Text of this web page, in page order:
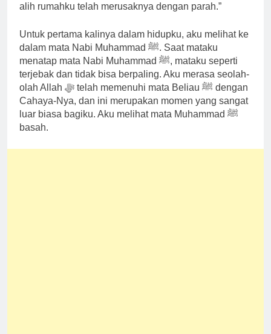
alih rumahku telah merusaknya dengan parah.”
Untuk pertama kalinya dalam hidupku, aku melihat ke
dalam mata Nabi Muhammad ﷺ. Saat mataku
menatap mata Nabi Muhammad ﷺ, mataku seperti
terjebak dan tidak bisa berpaling. Aku merasa seolah-
olah Allah ﷻ telah memenuhi mata Beliau ﷺ dengan
Cahaya-Nya, dan ini merupakan momen yang sangat
luar biasa bagiku. Aku melihat mata Muhammad ﷺ
basah.